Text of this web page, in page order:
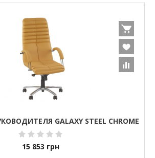
GALAXY STEEL CHROME
15 853 грн